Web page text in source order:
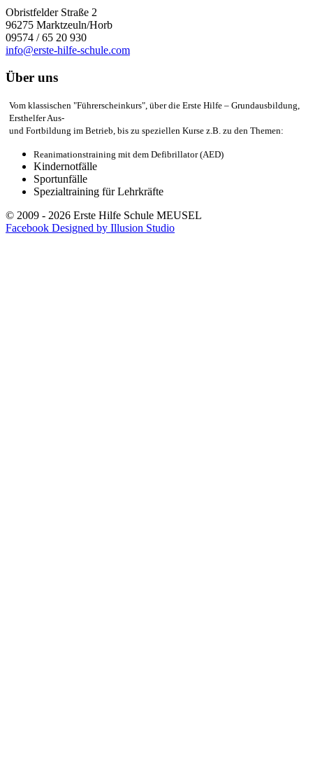
Obristfelder Straße 2
96275 Marktzeuln/Horb
09574 / 65 20 930
info@erste-hilfe-schule.com
Über uns
Vom klassischen "Führerscheinkurs", über die Erste Hilfe – Grundausbildung,
Ersthelfer Aus-
und Fortbildung im Betrieb, bis zu speziellen Kurse z.B. zu den Themen:
Reanimationstraining mit dem Defibrillator (AED)
Kindernotfälle
Sportunfälle
Spezialtraining für Lehrkräfte
© 2009 - 2026 Erste Hilfe Schule MEUSEL
Facebook Designed by Illusion Studio